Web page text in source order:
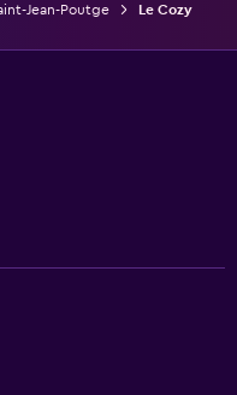
Jean-Poutge Le Cozy